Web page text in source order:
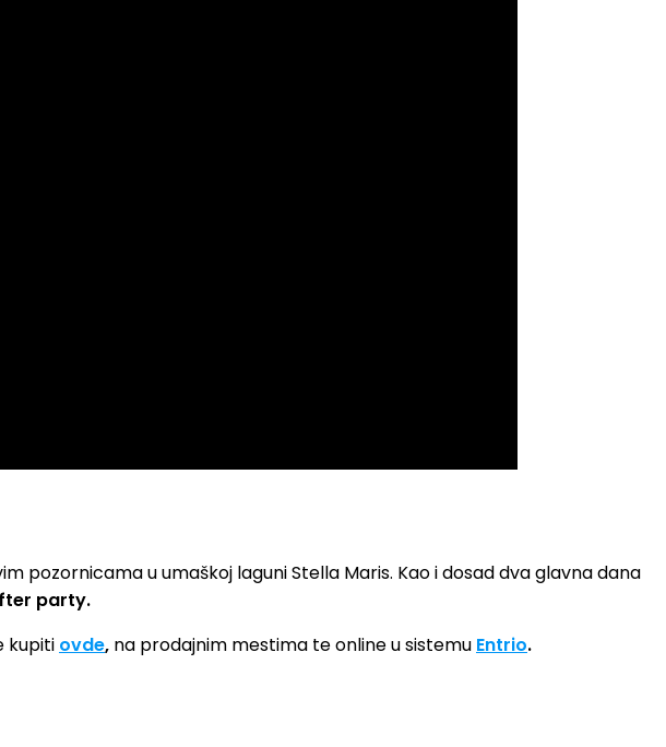
pozornicama u umaškoj laguni Stella Maris. Kao i dosad dva glavna dana
party.
kupiti ovde, na prodajnim mestima te online u sistemu Entrio.